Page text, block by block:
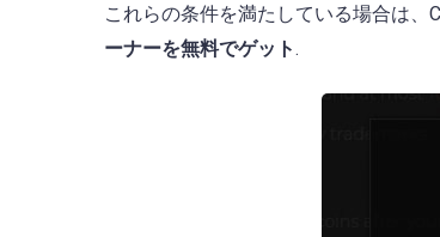
これらの条件を満たしている場合は、
ーナーを無料でゲット .